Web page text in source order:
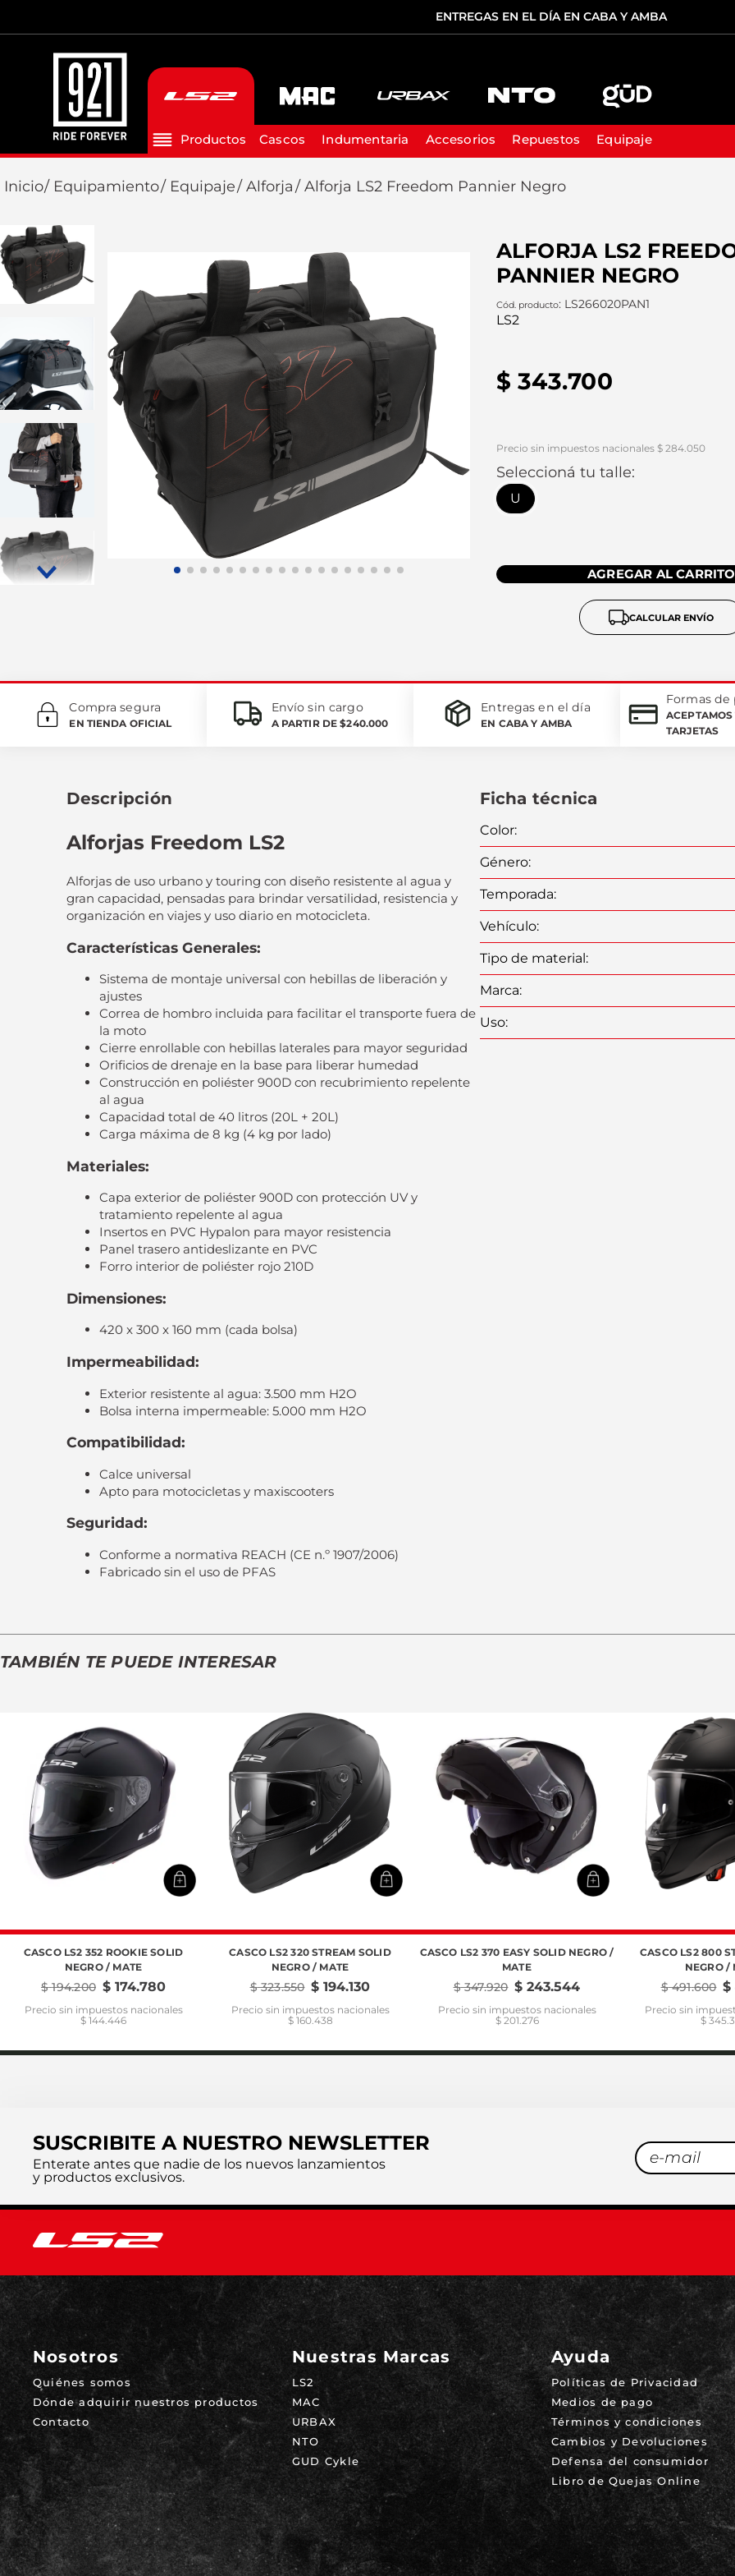
ENTREGAS EN EL DÍA EN CABA Y AMBA
Cascos Indumentaria Accesorios Repuestos Equipaje
Equipamiento Equipaje Alforja Alforja LS2 Freedom Pannier Negro
ALFORJA LS2
PANNIER NEGRO
: LS266020PAN1
LS2
$ 343.700
Precio sin impuestos nacionales $ 284.050
Seleccioná tu talle:
U
AGREGAR AL CARRITO
CALCULAR ENVÍO
Compra segura
EN TIENDA OFICIAL
Envío sin cargo
A PARTIR DE $240.000
Entregas en el día
EN CABA Y AMBA
Formas de
TARJETAS
Descripción
Alforjas Freedom LS2
Alforjas de uso urbano y touring con diseño resistente al agua y
gran capacidad, pensadas para brindar versatilidad, resistencia y
organización en viajes y uso diario en motocicleta.
Características Generales:
Sistema de montaje universal con hebillas de liberación y
ajustes
Correa de hombro incluida para facilitar el transporte fuera de
la moto
Cierre enrollable con hebillas laterales para mayor seguridad
Orificios de drenaje en la base para liberar humedad
Construcción en poliéster 900D con recubrimiento repelente
al agua
Capacidad total de 40 litros (20L + 20L)
Carga máxima de 8 kg (4 kg por lado)
Materiales:
Capa exterior de poliéster 900D con protección UV y
tratamiento repelente al agua
Insertos en PVC Hypalon para mayor resistencia
Panel trasero antideslizante en PVC
Forro interior de poliéster rojo 210D
Dimensiones:
420 x 300 x 160 mm (cada bolsa)
Impermeabilidad:
Exterior resistente al agua: 3.500 mm H2O
Bolsa interna impermeable: 5.000 mm H2O
Compatibilidad:
Calce universal
Apto para motocicletas y maxiscooters
Seguridad:
Conforme a normativa REACH (CE n.º 1907/2006)
Fabricado sin el uso de PFAS
Ficha técnica
Color:
Género:
Temporada:
Vehículo:
Tipo de material:
Marca:
Uso:
TAMBIÉN TE PUEDE INTERESAR
CASCO LS2 352 ROOKIE SOLID
NEGRO / MATE
$ 194.200 $ 174.780
Precio sin impuestos nacionales
$ 144.446
CASCO LS2 320 STREAM SOLID
NEGRO / MATE
$ 323.550 $ 194.130
Precio sin impuestos nacionales
$ 160.438
CASCO LS2 370 EASY SOLID NEGRO /
MATE
$ 347.920 $ 243.544
Precio sin impuestos nacionales
$ 201.276
CASCO LS2 800
NEGRO /
$ 491.600 $
Precio sin
$
SUSCRIBITE A NUESTRO NEWSLETTER
Enterate antes que nadie de los nuevos lanzamientos
y productos exclusivos.
Nosotros
Quiénes somos
Dónde adquirir nuestros productos
Contacto
Nuestras Marcas
LS2
MAC
URBAX
NTO
GUD Cykle
Ayuda
Políticas de Privacidad
Medios de pago
Términos y condiciones
Cambios y Devoluciones
Defensa del consumidor
Libro de Quejas Online
TÉRMINOS MÁS BUSCADOS
casco
3.
casco ls2
5. cosmos